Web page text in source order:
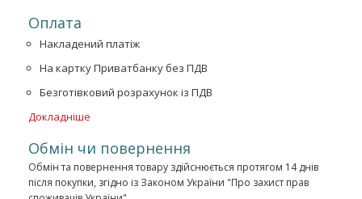
Оплата
Накладений платіж
На картку Приватбанку без ПДВ
Безготівковий розрахунок із ПДВ
Докладніше
Обмін чи повернення
Обмін та повернення товару здійснюється протягом 14 днів
після покупки, згідно із Законом України "Про захист прав